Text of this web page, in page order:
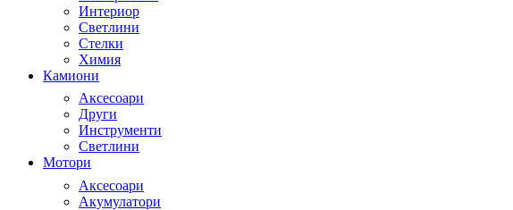
Интериор
Светлини
Стелки
Химия
Камиони
Аксесоари
Други
Инструменти
Светлини
Мотори
Аксесоари
Акумулатори